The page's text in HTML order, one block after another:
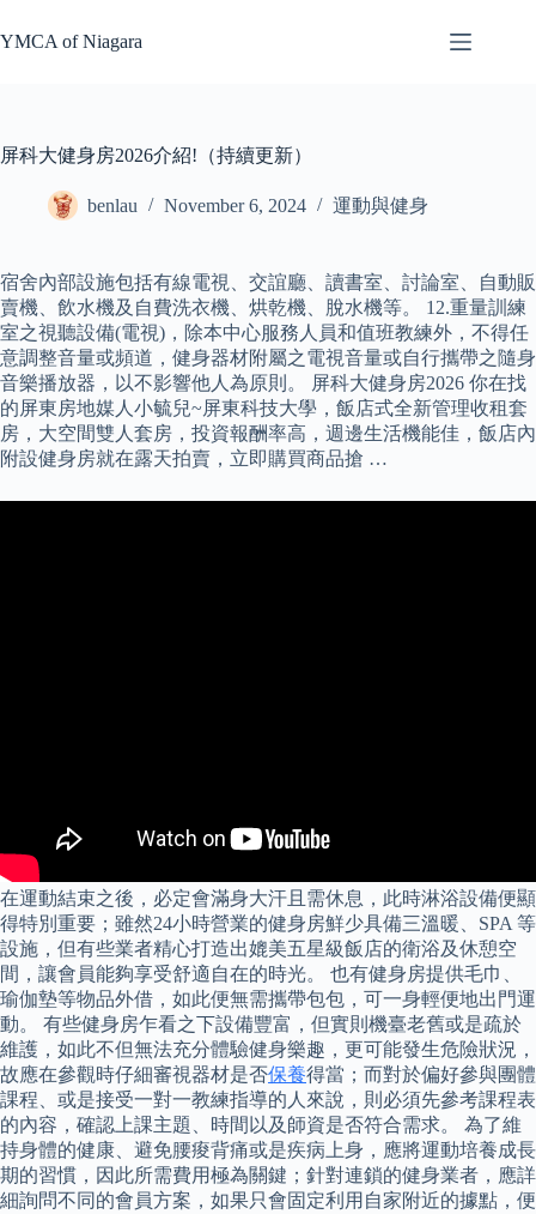
to
content
YMCA of Niagara
屏科大健身房2026介紹!（持續更新）
benlau November 6, 2024 運動與健身
宿舍內部設施包括有線電視、交誼廳、讀書室、討論室、自動販
賣機、飲水機及自費洗衣機、烘乾機、脫水機等。 12.重量訓練
室之視聽設備(電視)，除本中心服務人員和值班教練外，不得任
意調整音量或頻道，健身器材附屬之電視音量或自行攜帶之隨身
音樂播放器，以不影響他人為原則。 屏科大健身房2026 你在找
的屏東房地媒人小毓兒~屏東科技大學，飯店式全新管理收租套
房，大空間雙人套房，投資報酬率高，週邊生活機能佳，飯店內
附設健身房就在露天拍賣，立即購買商品搶 …
在運動結束之後，必定會滿身大汗且需休息，此時淋浴設備便顯
得特別重要；雖然24小時營業的健身房鮮少具備三溫暖、SPA 等
設施，但有些業者精心打造出媲美五星級飯店的衛浴及休憩空
間，讓會員能夠享受舒適自在的時光。 也有健身房提供毛巾、
瑜伽墊等物品外借，如此便無需攜帶包包，可一身輕便地出門運
動。 有些健身房乍看之下設備豐富，但實則機臺老舊或是疏於
維護，如此不但無法充分體驗健身樂趣，更可能發生危險狀況，
故應在參觀時仔細審視器材是否保養得當；而對於偏好參與團體
課程、或是接受一對一教練指導的人來說，則必須先參考課程表
的內容，確認上課主題、時間以及師資是否符合需求。 為了維
持身體的健康、避免腰痠背痛或是疾病上身，應將運動培養成長
期的習慣，因此所需費用極為關鍵；針對連鎖的健身業者，應詳
細詢問不同的會員方案，如果只會固定利用自家附近的據點，便